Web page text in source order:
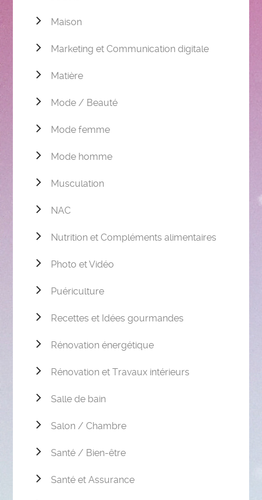
Maison
Marketing et Communication digitale
Matière
Mode / Beauté
Mode femme
Mode homme
Musculation
NAC
Nutrition et Compléments alimentaires
Photo et Vidéo
Puériculture
Recettes et Idées gourmandes
Rénovation énergétique
Rénovation et Travaux intérieurs
Salle de bain
Salon / Chambre
Santé / Bien-être
Santé et Assurance